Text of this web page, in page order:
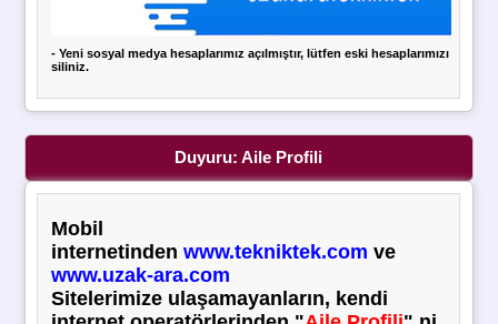
- Yeni sosyal medya hesaplarımız açılmıştır, lütfen eski hesaplarımızı
siliniz.
Duyuru: Aile Profili
Mobil
internetinden www.tekniktek.com ve
www.uzak-ara.com
Sitelerimize ulaşamayanların, kendi